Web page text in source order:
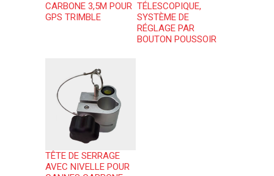
CARBONE 3,5M POUR
GPS TRIMBLE
TÉLESCOPIQUE,
SYSTÈME DE
RÉGLAGE PAR
BOUTON POUSSOIR
TÊTE DE SERRAGE
AVEC NIVELLE POUR